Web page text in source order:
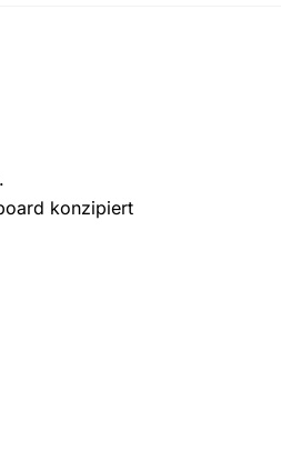
konzipiert